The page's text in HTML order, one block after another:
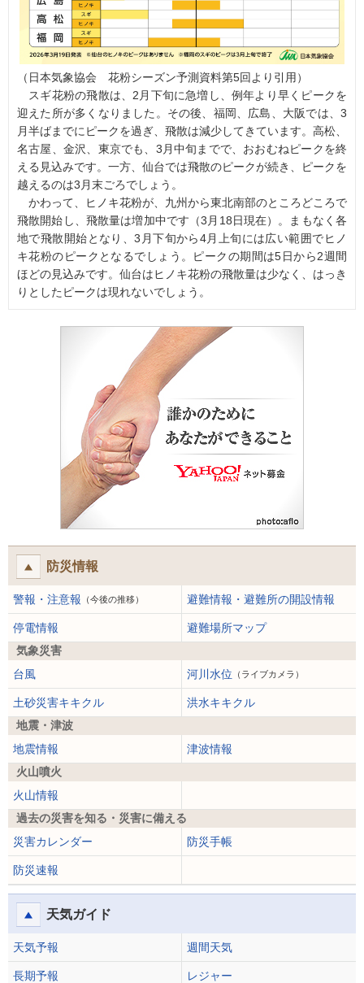
（日本気象協会 花粉シーズン予測資料第5回より引用）
スギ花粉の飛散は、2月下旬に急増し、例年より早くピークを
迎えた所が多くなりました。その後、福岡、広島、大阪では、3
月半ばまでにピークを過ぎ、飛散は減少してきています。高松、
名古屋、金沢、東京でも、3月中旬までで、おおむねピークを終
える見込みです。一方、仙台では飛散のピークが続き、ピークを
越えるのは3月末ごろでしょう。
かわって、ヒノキ花粉が、九州から東北南部のところどころで
飛散開始し、飛散量は増加中です（3月18日現在）。まもなく各
地で飛散開始となり、3月下旬から4月上旬には広い範囲でヒノ
キ花粉のピークとなるでしょう。ピークの期間は5日から2週間
ほどの見込みです。仙台はヒノキ花粉の飛散量は少なく、はっき
りとしたピークは現れないでしょう。
防災情報
警報・注意報 （今後の推移） 避難情報・避難所の開設情報
停電情報
避難場所マップ
気象災害
台風
河川水位 （ライブカメラ）
土砂災害キキクル
洪水キキクル
地震・津波
地震情報
津波情報
火山噴火
火山情報
過去の災害を知る・災害に備える
災害カレンダー
防災手帳
防災速報
天気ガイド
天気予報 週間天気
長期予報 レジャー